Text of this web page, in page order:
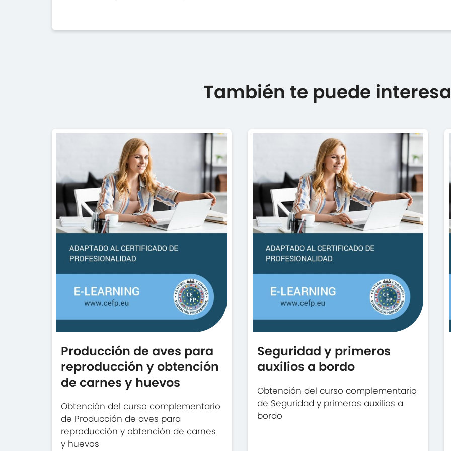
También te puede
Producción de aves para
reproducción y obtención
de carnes y huevos
Obtención del curso complementario
de Producción de aves para
reproducción y obtención de carnes
y huevos
Seguridad y primeros
auxilios a bordo
Obtención del curso complementario
de Seguridad y primeros auxilios a
bordo